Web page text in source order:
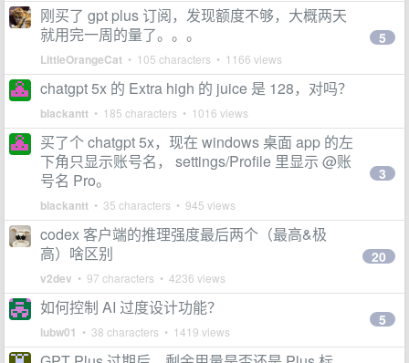
刚买了 gpt plus 订阅，发现额度不够，大概两天
就用完一周的量了。。。
LittleOrangeCat • 105 characters • 1166 views
5
chatgpt 5x 的 Extra high 的 juice 是 128，对吗？
blackantt • 185 characters • 1016 views
买了个 chatgpt 5x，现在 windows 桌面 app 的左
下角只显示账号名， settings/Profile 里显示 @账
号名 Pro。
blackantt • 35 characters • 945 views
3
codex 客户端的推理强度最后两个（最高&极
高）啥区别
v2dev • 97 characters • 4236 views
20
如何控制 AI 过度设计功能？
lubw01 • 38 characters • 1419 views
5